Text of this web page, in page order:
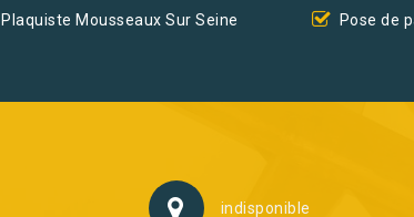
Plaquiste Mousseaux Sur Seine Pose de
indisponible